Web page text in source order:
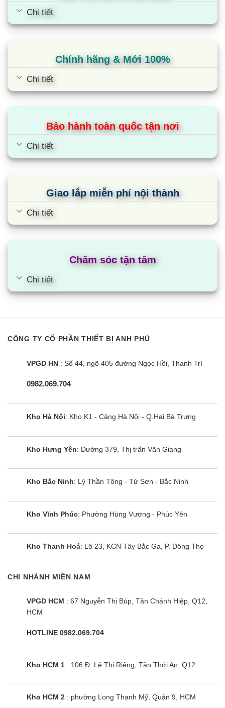
Chi tiết
Chính hãng & Mới 100%
Chi tiết
Bảo hành toàn quốc tận nơi
Chi tiết
Giao lắp miễn phí nội thành
Chi tiết
Chăm sóc tận tâm
Chi tiết
CÔNG TY CỔ PHẦN THIẾT BỊ ANH PHÚ
VPGD HN : Số 44, ngõ 405 đường Ngọc Hồi, Thanh Trì
0982.069.704
Kho Hà Nội: Kho K1 - Cảng Hà Nội - Q.Hai Bà Trưng
Kho Hưng Yên: Đường 379, Thị trấn Văn Giang
Kho Bắc Ninh: Lý Thần Tông - Từ Sơn - Bắc Ninh
Kho Vĩnh Phúc: Phường Hùng Vương - Phúc Yên
Kho Thanh Hoá: Lô 23, KCN Tây Bắc Ga, P. Đông Thọ
CHI NHÁNH MIỀN NAM
VPGD HCM : 67 Nguyễn Thị Búp, Tân Chánh Hiệp, Q12,
HCM
HOTLINE 0982.069.704
Kho HCM 1 : 106 Đ. Lê Thị Riêng, Tân Thới An, Q12
Kho HCM 2 : phường Long Thạnh Mỹ, Quận 9, HCM